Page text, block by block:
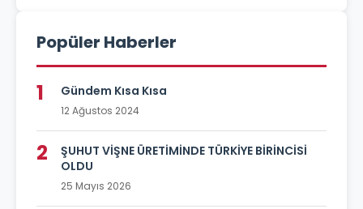
Popüler Haberler
1 Gündem Kısa Kısa
12 Ağustos 2024
2
ŞUHUT VİŞNE ÜRETİMİNDE TÜRKİYE BİRİNCİSİ
OLDU
25 Mayıs 2026